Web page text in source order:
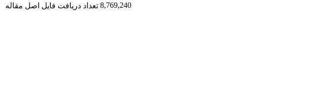
تعداد دریافت فایل اصل مقاله 8,769,240